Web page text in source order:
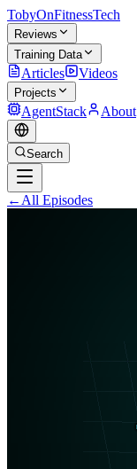
TobyOnFitnessTech
Reviews
Training Data
Articles Videos
Projects
AgentStack About
Search
← All Episodes